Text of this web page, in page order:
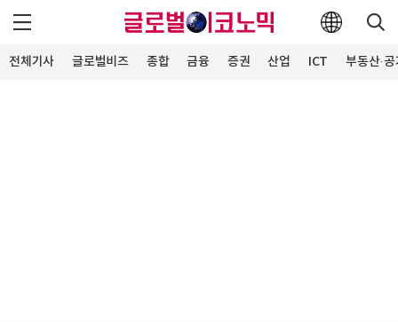
전체기사 글로벌비즈 종합 금융 증권 산업 ICT 부동산·